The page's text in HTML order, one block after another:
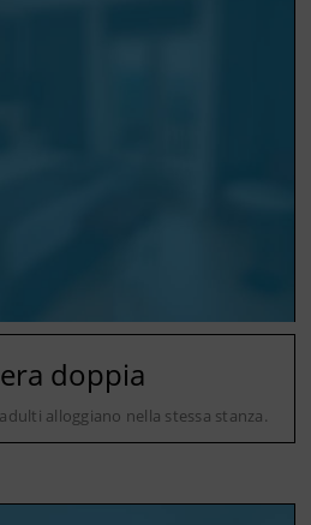
doppia
alloggiano nella stessa stanza.